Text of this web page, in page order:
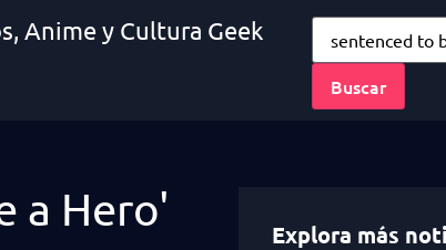
Anime y Cultura Geek
a Hero' Explora más